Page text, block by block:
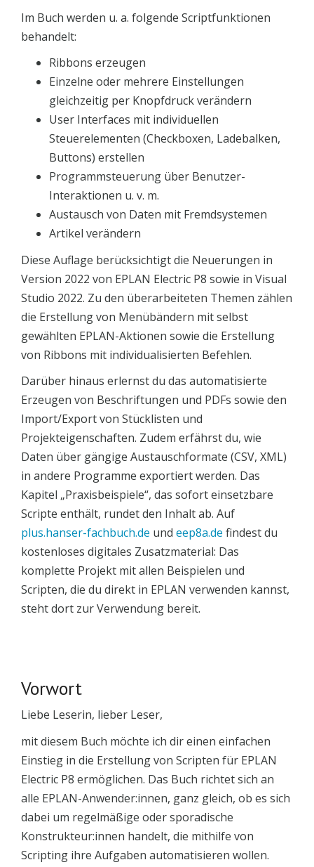
Im Buch werden u. a. folgende Scriptfunktionen
behandelt:
Ribbons erzeugen
Einzelne oder mehrere Einstellungen
gleichzeitig per Knopfdruck verändern
User Interfaces mit individuellen
Steuerelementen (Checkboxen, Ladebalken,
Buttons) erstellen
Programmsteuerung über Benutzer-
Interaktionen u. v. m.
Austausch von Daten mit Fremdsystemen
Artikel verändern
Diese Auflage berücksichtigt die Neuerungen in
Version 2022 von EPLAN Electric P8 sowie in Visual
Studio 2022. Zu den überarbeiteten Themen zählen
die Erstellung von Menübändern mit selbst
gewählten EPLAN-Aktionen sowie die Erstellung
von Ribbons mit individualisierten Befehlen.
Darüber hinaus erlernst du das automatisierte
Erzeugen von Beschriftungen und PDFs sowie den
Import/Export von Stücklisten und
Projekteigenschaften. Zudem erfährst du, wie
Daten über gängige Austauschformate (CSV, XML)
in andere Programme exportiert werden. Das
Kapitel „Praxisbeispiele“, das sofort einsetzbare
Scripte enthält, rundet den Inhalt ab. Auf
plus.hanser-fachbuch.de und eep8a.de findest du
kostenloses digitales Zusatzmaterial: Das
komplette Projekt mit allen Beispielen und
Scripten, die du direkt in EPLAN verwenden kannst,
steht dort zur Verwendung bereit.
Vorwort
Liebe Leserin, lieber Leser,
mit diesem Buch möchte ich dir einen einfachen
Einstieg in die Erstellung von Scripten für EPLAN
Electric P8 ermöglichen. Das Buch richtet sich an
alle EPLAN-Anwender:innen, ganz gleich, ob es sich
dabei um regelmäßige oder sporadische
Konstrukteur:innen handelt, die mithilfe von
Scripting ihre Aufgaben automatisieren wollen.